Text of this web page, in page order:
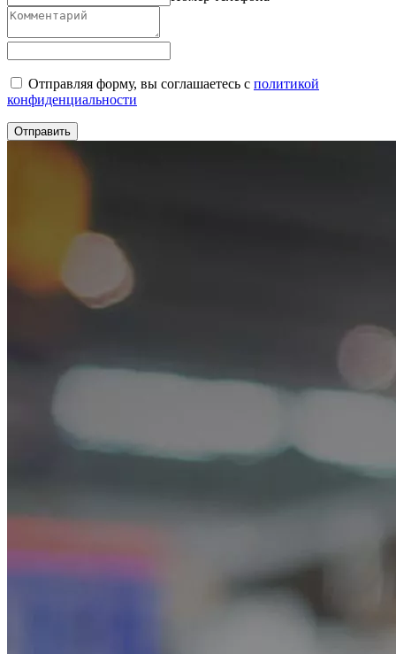
Отправляя форму, вы соглашаетесь с политикой
конфиденциальности
Отправить